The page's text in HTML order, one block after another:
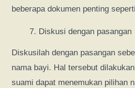
beberapa dokumen penting
Diskusi dengan pasangan
Diskusilah dengan pasangan
nama bayi. Hal tersebut
suami dapat menemukan pilihan